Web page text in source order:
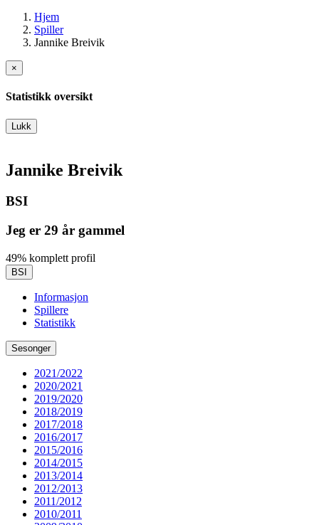
Hjem
Spiller
Jannike Breivik
×
Statistikk oversikt
Lukk
Jannike Breivik
BSI
Jeg er 29 år gammel
49% komplett profil
BSI
Informasjon
Spillere
Statistikk
Sesonger
2021/2022
2020/2021
2019/2020
2018/2019
2017/2018
2016/2017
2015/2016
2014/2015
2013/2014
2012/2013
2011/2012
2010/2011